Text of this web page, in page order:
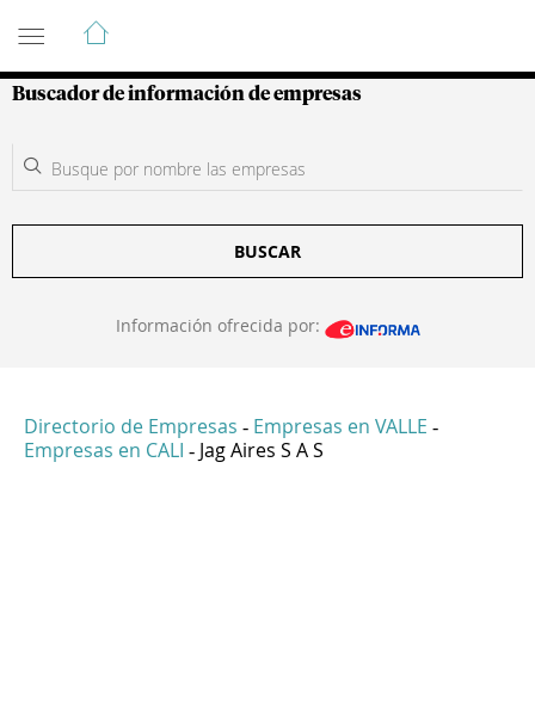
Guía de Empresas Colombianas
Buscador de información de empresas
BUSCAR
Información ofrecida por:
Directorio de Empresas - Empresas en VALLE -
Empresas en CALI - Jag Aires S A S